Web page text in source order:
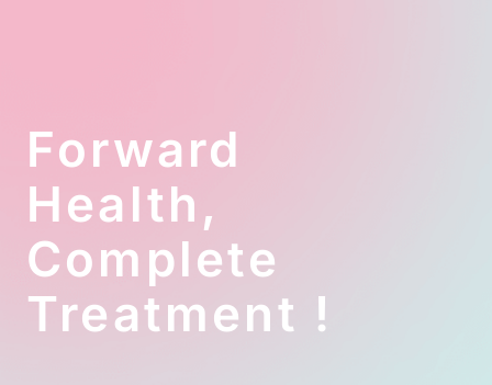
Forward
Health,
Complete
Treatment !